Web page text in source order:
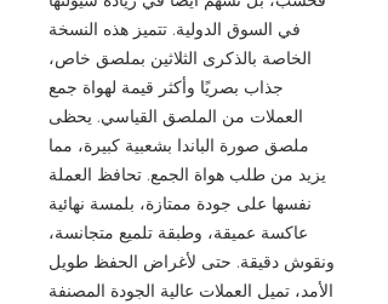
في السوق الدولية. تتميز هذه النسخة
الخاصة بالذكرى الثلاثين بملصق خاص،
جذاب بصريًا وأكثر قيمة لهواة جمع
العملات من الملصق القياسي. يحظى
ملصق صورة الباندا بشعبية كبيرة، مما
يزيد من طلب هواة الجمع. تحافظ العملة
نفسها على جودة ممتازة، بلمسة نهائية
عاكسة عميقة، وطبقة تلميع متجانسة،
ونقوش دقيقة. حتى لأغراض الحفظ طويل
الأمد، تميل العملات عالية الجودة المصنفة